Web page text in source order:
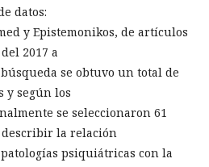
datos:
y Epistemonikos, de artículos
2017 a
se obtuvo un total de
y según los
se seleccionaron 61
la relación
psiquiátricas con la